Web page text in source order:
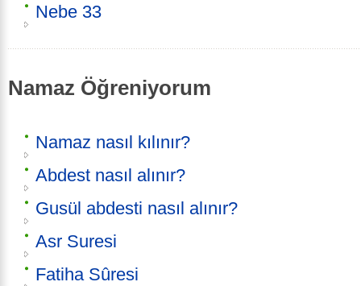
Nebe 33
Namaz Öğreniyorum
Namaz nasıl kılınır?
Abdest nasıl alınır?
Gusül abdesti nasıl alınır?
Asr Suresi
Fatiha Sûresi